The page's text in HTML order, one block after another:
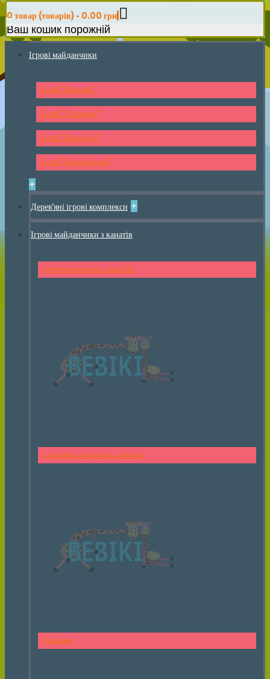
0 товар (товарів) - 0.00 грн
Ваш кошик порожній
Ігрові майданчики
Серія "Классик"
Серія "Стандарт"
Серія "Крепость"
Серія "Красный мак"
+
Дерев'яні ігрові комплекси +
Ігрові майданчики з канатів
Дитячі комплекси з канатів
Спортивні елементи з канатів
Тарзанка